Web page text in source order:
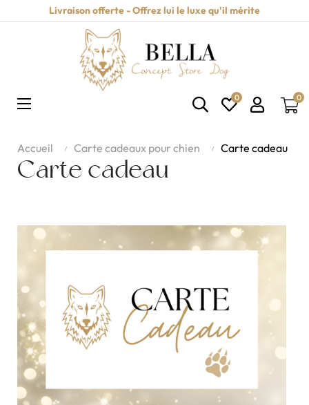
Livraison offerte - Offrez lui le luxe qu'il mérite
Basculer
☰ 0 0
Carte cadeau
Accueil Carte cadeaux pour chien Carte cadeau